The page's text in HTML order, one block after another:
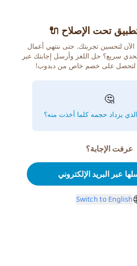
تحت الإصلاح 🔌
لتحسين تجربتك. حتى ننتهي أعمال
سريع؟ حل اللغز وأرسل إجابتك عبر
لتحصل على خصم خاص من دبدوب!
🤔
يزداد حجمه كلما أخذت منه؟
عرفت الإجابة؟
عبر البريد الإلكتروني
Switch to English